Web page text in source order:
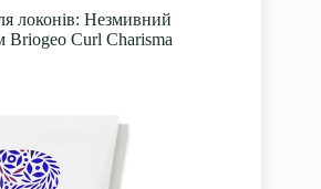
локонів: Незмивний
Briogeo Curl Charisma